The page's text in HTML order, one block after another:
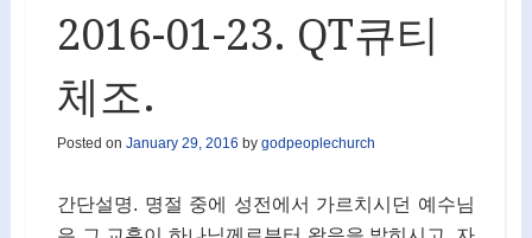
2016-01-23. QT큐티
체조.
Posted on January 29, 2016 by godpeoplechurch
간단설명. 명절 중에 성전에서 가르치시던 예수님